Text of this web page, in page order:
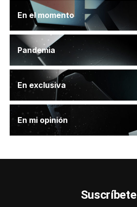
En el momento
Pandemia
En exclusiva
En mi opinión
Suscríbete